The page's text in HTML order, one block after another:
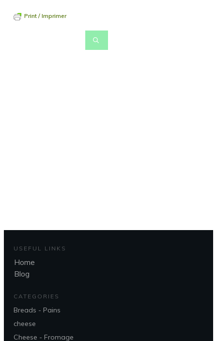
Print / Imprimer
USEFUL LINKS
Home
Blog
CATEGORIES
Breads - Pains
cheese
Cheese - Fromage